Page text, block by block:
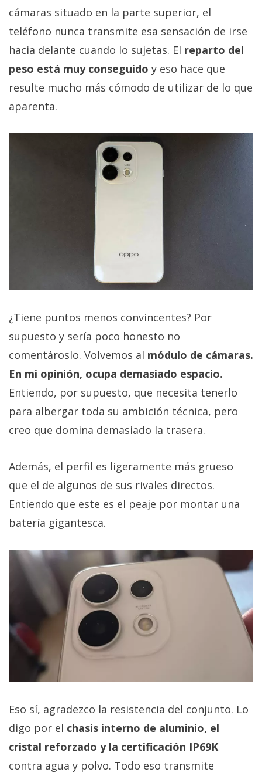
cámaras situado en la parte superior, el
teléfono nunca transmite esa sensación de irse
hacia delante cuando lo sujetas. El reparto del
peso está muy conseguido y eso hace que
resulte mucho más cómodo de utilizar de lo que
aparenta.
¿Tiene puntos menos convincentes? Por
supuesto y sería poco honesto no
comentároslo. Volvemos al módulo de cámaras.
En mi opinión, ocupa demasiado espacio.
Entiendo, por supuesto, que necesita tenerlo
para albergar toda su ambición técnica, pero
creo que domina demasiado la trasera.
Además, el perfil es ligeramente más grueso
que el de algunos de sus rivales directos.
Entiendo que este es el peaje por montar una
batería gigantesca.
Eso sí, agradezco la resistencia del conjunto. Lo
digo por el chasis interno de aluminio, el
cristal reforzado y la certificación IP69K
contra agua y polvo. Todo eso transmite